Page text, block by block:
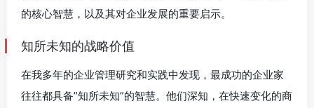
的核心智慧，以及其对企业发展的重要启示。
知所未知的战略价值
在我多年的企业管理研究和实践中发现，最成功的企业家
往往都具备”知所未知”的智慧。他们深知，在快速变化的商